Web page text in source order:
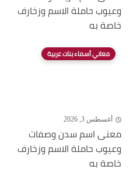
وعيوب حاملة الاسم وزخارف
خاصة به
معاني أسماء بنات عربية
أغسطس 3, 2026
معنى اسم سدن وصفات
وعيوب حاملة الاسم وزخارف
خاصة به